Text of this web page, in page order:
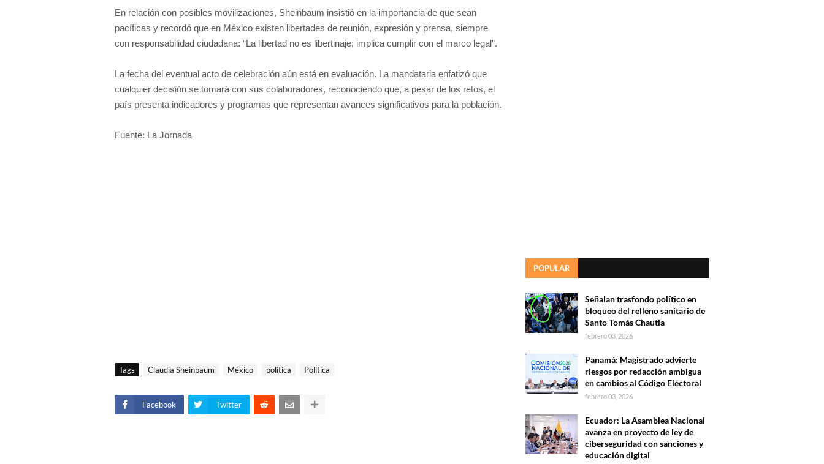
En relación con posibles movilizaciones, Sheinbaum insistió en la importancia de que sean
pacíficas y recordó que en México existen libertades de reunión, expresión y prensa, siempre
con responsabilidad ciudadana: “La libertad no es libertinaje; implica cumplir con el marco legal”.
La fecha del eventual acto de celebración aún está en evaluación. La mandataria enfatizó que
cualquier decisión se tomará con sus colaboradores, reconociendo que, a pesar de los retos, el
país presenta indicadores y programas que representan avances significativos para la población.
Fuente: La Jornada
Tags Claudia Sheinbaum México politica Política
Facebook Twitter
POPULAR
Señalan trasfondo político en
bloqueo del relleno sanitario de
Santo Tomás Chautla
febrero 03, 2026
Panamá: Magistrado advierte
riesgos por redacción ambigua
en cambios al Código Electoral
febrero 03, 2026
Ecuador: La Asamblea Nacional
avanza en proyecto de ley de
ciberseguridad con sanciones y
educación digital